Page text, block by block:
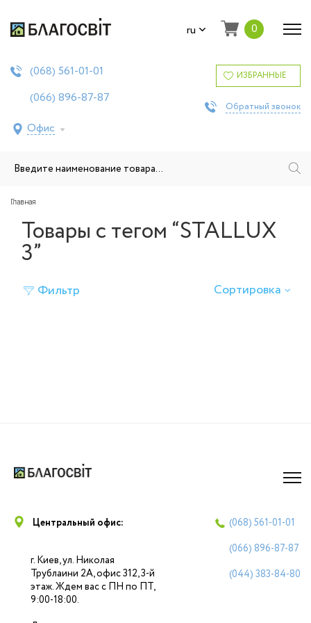
ru 0
(068) 561-01-01
(066) 896-87-87
Офис
ИЗБРАННЫЕ
Обратный звонок
Главная
Товары с тегом “STALLUX
3”
Фильтр Сортировка
Центральный офис:
г. Киев, ул. Николая
Трублаини 2А, офис 312, 3-й
этаж. Ждем вас с ПН по ПТ,
9:00-18:00.
(068) 561-01-01
(066) 896-87-87
(044) 383-84-80